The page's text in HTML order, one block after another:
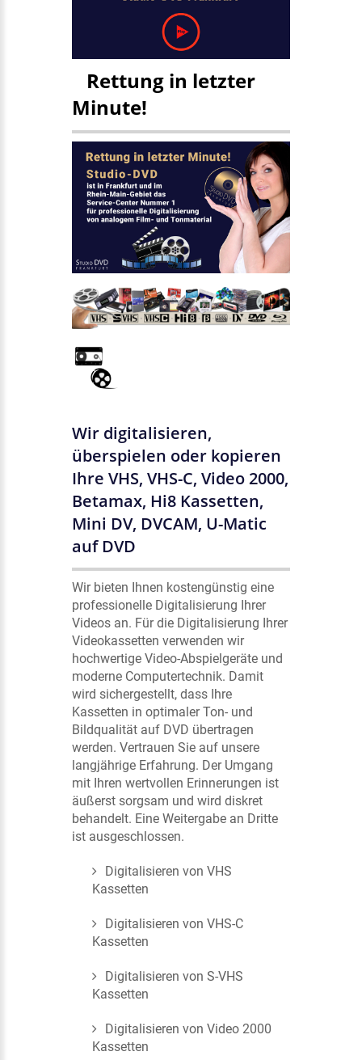
Rettung in letzter
Minute!
Wir digitalisieren,
überspielen oder kopieren
Ihre VHS, VHS-C, Video 2000,
Betamax, Hi8 Kassetten,
Mini DV, DVCAM, U-Matic
auf DVD
Wir bieten Ihnen kostengünstig eine
professionelle Digitalisierung Ihrer
Videos an. Für die Digitalisierung Ihrer
Videokassetten verwenden wir
hochwertige Video-Abspielgeräte und
moderne Computertechnik. Damit
wird sichergestellt, dass Ihre
Kassetten in optimaler Ton- und
Bildqualität auf DVD übertragen
werden. Vertrauen Sie auf unsere
langjährige Erfahrung. Der Umgang
mit Ihren wertvollen Erinnerungen ist
äußerst sorgsam und wird diskret
behandelt. Eine Weitergabe an Dritte
ist ausgeschlossen.
Digitalisieren von VHS
Kassetten
Digitalisieren von VHS-C
Kassetten
Digitalisieren von S-VHS
Kassetten
Digitalisieren von Video 2000
Kassetten